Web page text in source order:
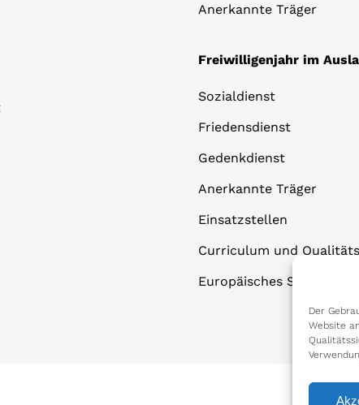
Der
Website
Anerkannte Träger
Freiwilligenjahr im
Sozialdienst
Friedensdienst
Gedenkdienst
Anerkannte Träger
Einsatzstellen
Curriculum und
Europäisches